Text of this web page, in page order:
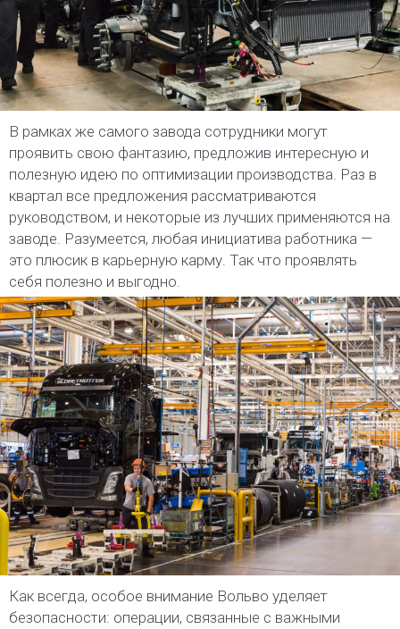
В рамках же самого завода сотрудники могут
проявить свою фантазию, предложив интересную и
полезную идею по оптимизации производства. Раз в
квартал все предложения рассматриваются
руководством, и некоторые из лучших применяются на
заводе. Разумеется, любая инициатива работника —
это плюсик в карьерную карму. Так что проявлять
себя полезно и выгодно.
Как всегда, особое внимание Вольво уделяет
безопасности: операции, связанные с важными